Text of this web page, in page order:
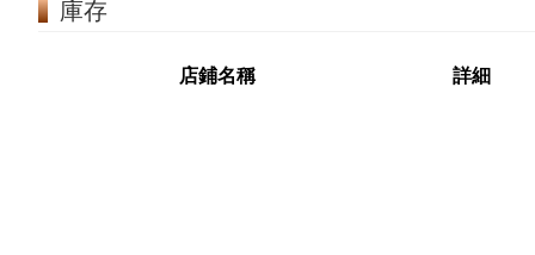
庫存
店鋪名稱 詳細